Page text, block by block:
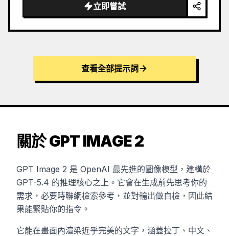
立即嘗試
查看全部提示詞
關於 GPT IMAGE 2
GPT Image 2 是 OpenAI 最先進的圖像模型，建構於
GPT-5.4 的推理核心之上。它會在生成前先思考你的
需求，必要時聯網檢索參考，並對輸出做自檢，因此結
果能緊貼你的指令。
它能在畫面內渲染近乎完美的文字，涵蓋拉丁、中文、